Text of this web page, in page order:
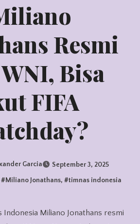
Resmi
Bisa
FIFA
Garcia September 3, 2025
#Miliano Jonathans, #timnas indonesia